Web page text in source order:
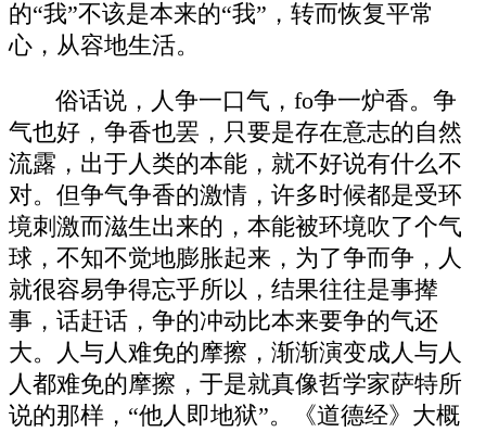
的“我”不该是本来的“我”，转而恢复平常
心，从容地生活。
俗话说，人争一口气，fo争一炉香。争
气也好，争香也罢，只要是存在意志的自然
流露，出于人类的本能，就不好说有什么不
对。但争气争香的激情，许多时候都是受环
境刺激而滋生出来的，本能被环境吹了个气
球，不知不觉地膨胀起来，为了争而争，人
就很容易争得忘乎所以，结果往往是事撵
事，话赶话，争的冲动比本来要争的气还
大。人与人难免的摩擦，渐渐演变成人与人
人都难免的摩擦，于是就真像哲学家萨特所
说的那样，“他人即地狱”。《道德经》大概